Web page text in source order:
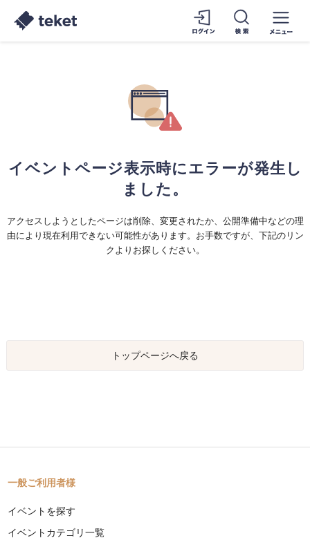
イベントページ表示時にエラーが発生し
ました。
アクセスしようとしたページは削除、変更されたか、公開準備中などの理
由により現在利用できない可能性があります。お手数ですが、下記のリン
クよりお探しください。
トップページへ戻る
一般ご利用者様
イベントを探す
イベントカテゴリ一覧